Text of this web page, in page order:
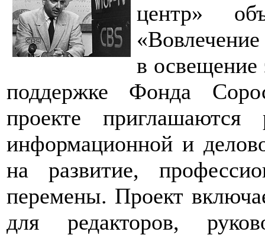
центр»
в освещение
поддержке Фонда
проекте приглашаются
информационной и
на развитие,
перемены. Проект
для редакторов,